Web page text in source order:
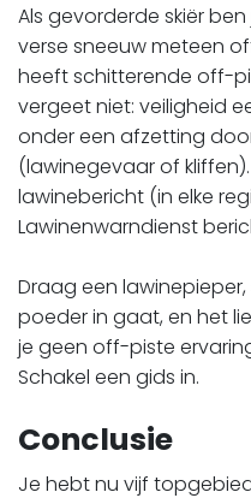
Als gevorderde skiër
verse sneeuw meteen
heeft schitterende off-
vergeet niet: veiligheid
onder een afzetting
(lawinegevaar of
lawinebericht (in elke
Lawinenwarndienst
​​​​​​​Draag een
poeder in gaat, en het
je geen off-piste
Schakel een gids in.
Conclusie
Je hebt nu vijf